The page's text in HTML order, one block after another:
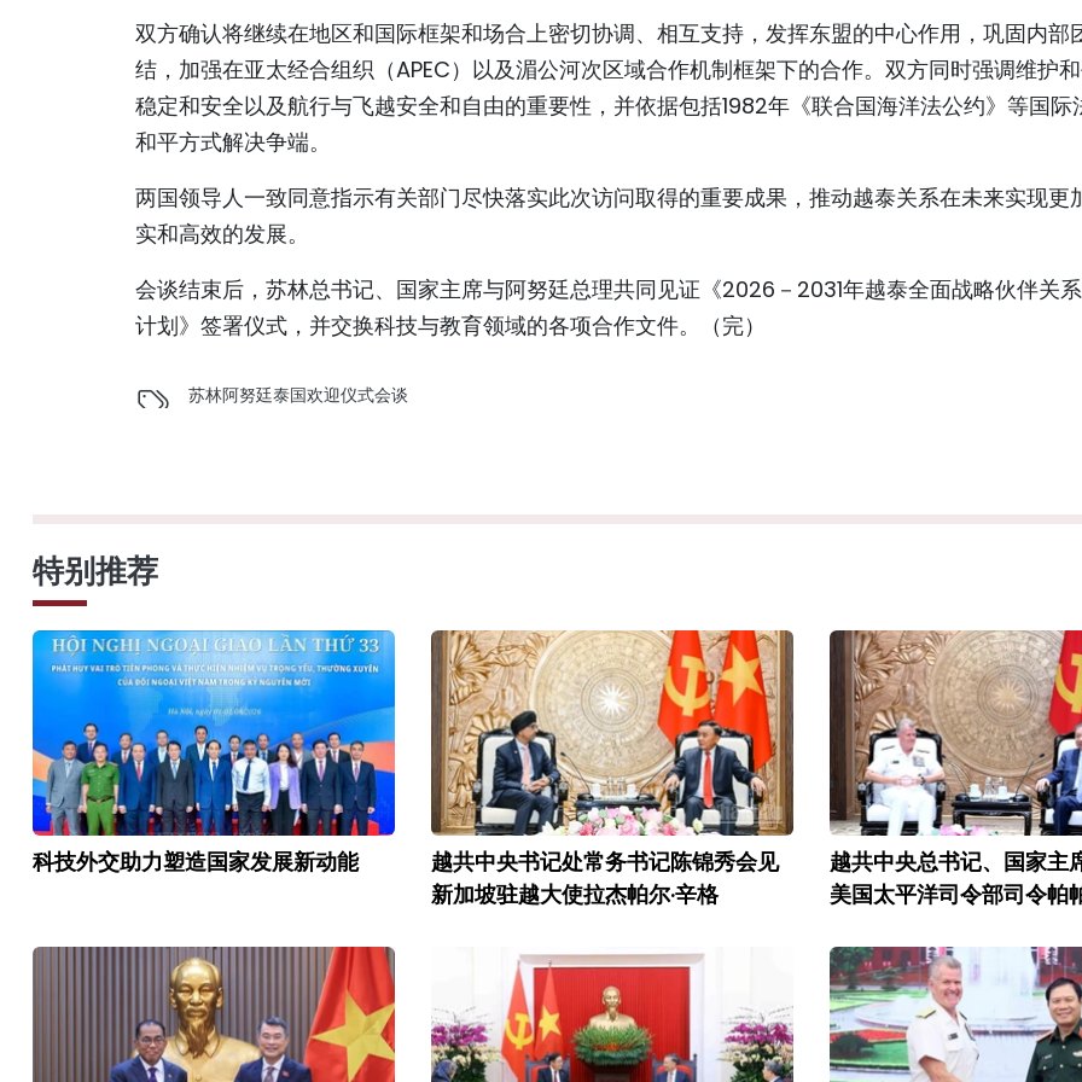
双方确认将继续在地区和国际框架和场合上密切协调、相互支持，发挥东盟的中心作用，巩固内部
结，加强在亚太经合组织（APEC）以及湄公河次区域合作机制框架下的合作。双方同时强调维护和
稳定和安全以及航行与飞越安全和自由的重要性，并依据包括1982年《联合国海洋法公约》等国际
和平方式解决争端。
两国领导人一致同意指示有关部门尽快落实此次访问取得的重要成果，推动越泰关系在未来实现更
实和高效的发展。
会谈结束后，苏林总书记、国家主席与阿努廷总理共同见证《2026－2031年越泰全面战略伙伴关
计划》签署仪式，并交换科技与教育领域的各项合作文件。（完）
苏林阿努廷泰国欢迎仪式会谈
特别推荐
科技外交助力塑造国家发展新动能
越共中央书记处常务书记陈锦秀会见
新加坡驻越大使拉杰帕尔·辛格
越共中央总书记、国家主
美国太平洋司令部司令帕